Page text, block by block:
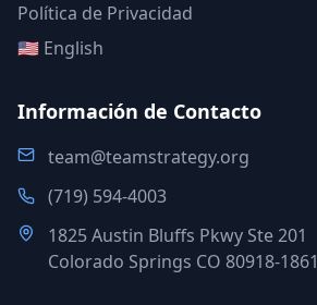
Política de Privacidad
🇺🇸 English
Información de Contacto
team@teamstrategy.org
(719) 594-4003
1825 Austin Bluffs Pkwy Ste 201
Colorado Springs CO 80918-1861